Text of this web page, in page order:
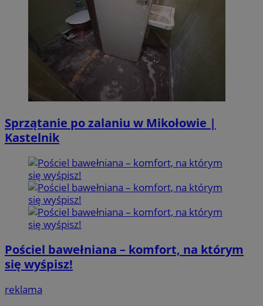
Sprzątanie po zalaniu w Mikołowie |
Kastelnik
Pościel bawełniana – komfort, na którym
się wyśpisz!
reklama